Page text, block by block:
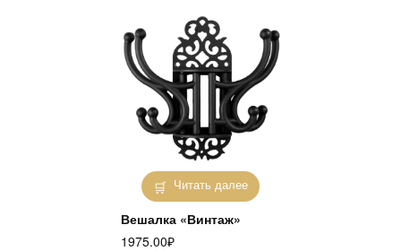
Читать далее
Вешалка «Винтаж»
1975.00₽